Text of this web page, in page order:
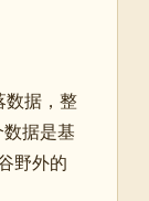
数据，整
据是基
野外的